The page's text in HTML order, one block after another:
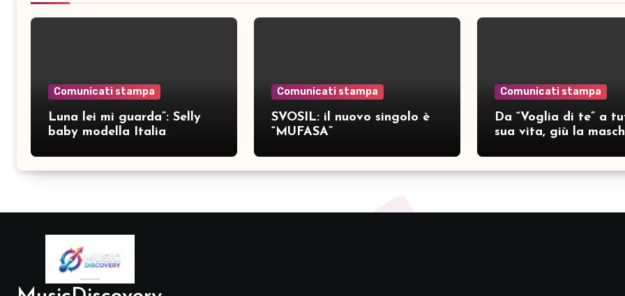
Comunicati stampa
Luna lei mi guarda”: Selly
baby modella Italia
Comunicati stampa
SVOSIL: il nuovo singolo è
“MUFASA”
Comunicati stampa
Da “Voglia di te” a
sua vita, giù la